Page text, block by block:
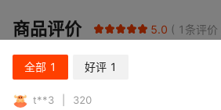
商品评价 5.0 1 条评价
全部 1 好评 1
t**3
320